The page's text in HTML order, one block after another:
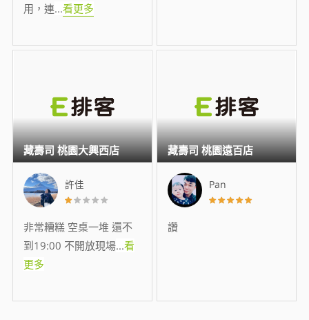
用，連...看更多
許佳
非常糟糕 空桌一堆 還不
到19:00 不開放現場...看
更多
藏壽司 桃園大興西店
Pan
讚
藏壽司 桃園遠百店